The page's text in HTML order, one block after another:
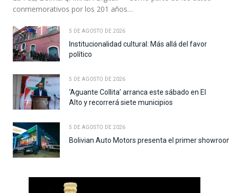
conmemorativos por los 201 años…
5 DE AGOSTO DE 2026
Institucionalidad cultural: Más allá del favor
político
5 DE AGOSTO DE 2026
‘Aguante Collita’ arranca este sábado en El
Alto y recorrerá siete municipios
5 DE AGOSTO DE 2026
Bolivian Auto Motors presenta el primer